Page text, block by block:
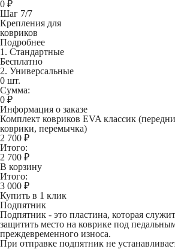
0 ₽
Шаг 7/7
Крепления для
ковриков
Подробнее
1. Стандартные
Бесплатно
2. Универсальные
0 шт.
Сумма:
0 ₽
Информация о заказе
Комплект ковриков EVA классик
коврики, перемычка)
2 700 ₽
Итого:
2 700 ₽
В корзину
Итого:
3 000 ₽
Купить в 1 клик
Подпятник
Подпятник - это пластина, которая
защитить место на коврике под
преждевременного износа.
При отправке подпятник не